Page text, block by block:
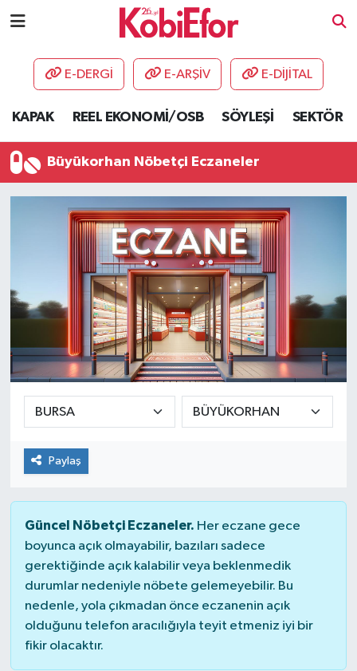
E-DERGİ E-ARŞİV E-DİJİTAL
KAPAK REEL EKONOMİ/OSB SÖYLEŞİ SEKTÖR
Büyükorhan Nöbetçi Eczaneler
Paylaş
Güncel Nöbetçi Eczaneler. Her eczane gece
boyunca açık olmayabilir, bazıları sadece
gerektiğinde açık kalabilir veya beklenmedik
durumlar nedeniyle nöbete gelemeyebilir. Bu
nedenle, yola çıkmadan önce eczanenin açık
olduğunu telefon aracılığıyla teyit etmeniz iyi bir
fikir olacaktır.
AKADEMİ
DESTEK-TEŞVİK
ETKİNLİK
GÜNCEL
HABERLER
KAPAK
OSB
SEKTÖR
ŞİRKET PANO
SÖYLEŞİ
YAŞAM